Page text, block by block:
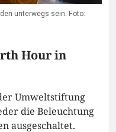
unterwegs sein. Foto:
Hour in
Umweltstiftung
die Beleuchtung
ausgeschaltet.